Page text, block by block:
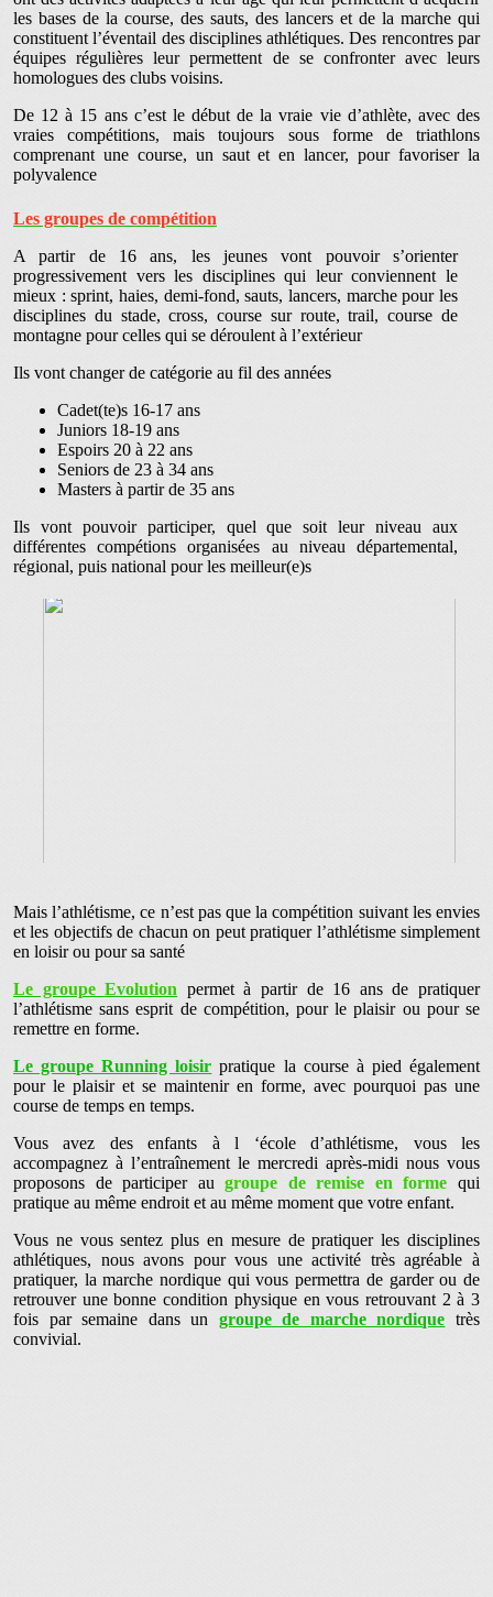
les bases de la course, des sauts, des lancers et de la marche qui
constituent l’éventail des disciplines athlétiques. Des rencontres par
équipes régulières leur permettent de se confronter avec leurs
homologues des clubs voisins.
De 12 à 15 ans c’est le début de la vraie vie d’athlète, avec des
vraies compétitions, mais toujours sous forme de triathlons
comprenant une course, un saut et en lancer, pour favoriser la
polyvalence
Les groupes de compétition
A partir de 16 ans, les jeunes vont pouvoir s’orienter
progressivement vers les disciplines qui leur conviennent le
mieux : sprint, haies, demi-fond, sauts, lancers, marche pour les
disciplines du stade, cross, course sur route, trail, course de
montagne pour celles qui se déroulent à l’extérieur
Ils vont changer de catégorie au fil des années
Cadet(te)s 16-17 ans
Juniors 18-19 ans
Espoirs 20 à 22 ans
Seniors de 23 à 34 ans
Masters à partir de 35 ans
Ils vont pouvoir participer, quel que soit leur niveau aux
différentes compétions organisées au niveau départemental,
régional, puis national pour les meilleur(e)s
Mais l’athlétisme, ce n’est pas que la compétition suivant les envies
et les objectifs de chacun on peut pratiquer l’athlétisme simplement
en loisir ou pour sa santé
Le groupe Evolution permet à partir de 16 ans de pratiquer
l’athlétisme sans esprit de compétition, pour le plaisir ou pour se
remettre en forme.
Le groupe Running loisir pratique la course à pied également
pour le plaisir et se maintenir en forme, avec pourquoi pas une
course de temps en temps.
Vous avez des enfants à l ‘école d’athlétisme, vous les
accompagnez à l’entraînement le mercredi après-midi nous vous
proposons de participer augroupe de remise en forme qui
pratique au même endroit et au même moment que votre enfant.
Vous ne vous sentez plus en mesure de pratiquer les disciplines
athlétiques, nous avons pour vous une activité très agréable à
pratiquer, la marche nordique qui vous permettra de garder ou de
retrouver une bonne condition physique en vous retrouvant 2 à 3
fois par semaine dans un groupe de marche nordique très
convivial.